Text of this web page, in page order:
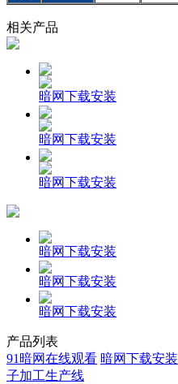
相关产品
暗网下载安装
暗网下载安装
暗网下载安装
暗网下载安装
暗网下载安装
暗网下载安装
产品列表
91暗网在线观看 暗网下载安装
子加工生产线